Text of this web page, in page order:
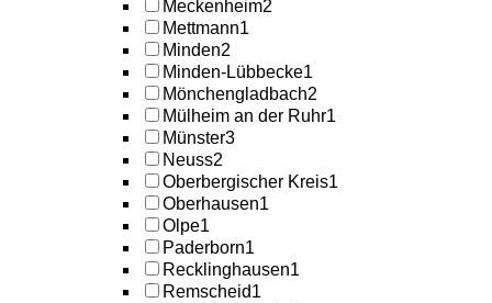
Meckenheim2
Mettmann1
Minden2
Minden-Lübbecke1
Mönchengladbach2
Mülheim an der Ruhr1
Münster3
Neuss2
Oberbergischer Kreis1
Oberhausen1
Olpe1
Paderborn1
Recklinghausen1
Remscheid1